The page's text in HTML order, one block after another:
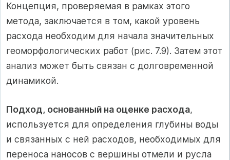
Концепция, проверяемая в рамках этого
метода, заключается в том, какой уровень
расхода необходим для начала значительных
геоморфологических работ (рис. 7.9). Затем этот
анализ может быть связан с долговременной
динамикой.
Подход, основанный на оценке расхода,
используется для определения глубины воды
и связанных с ней расходов, необходимых для
переноса наносов с вершины отмели и русла